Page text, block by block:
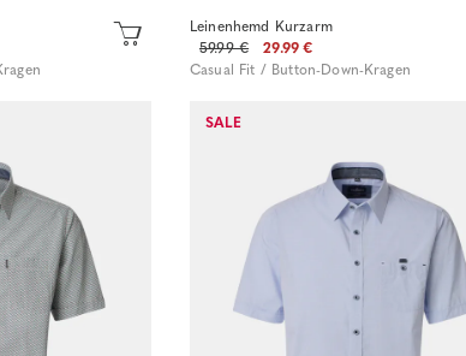
Leinenhemd Kurzarm
59.99 €
29.99 €
Casual Fit / Button-Down-Kragen
SALE